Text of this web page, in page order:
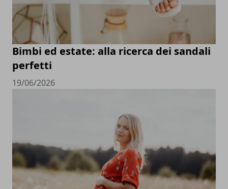
Bimbi ed estate: alla ricerca dei sandali
perfetti
19/06/2026